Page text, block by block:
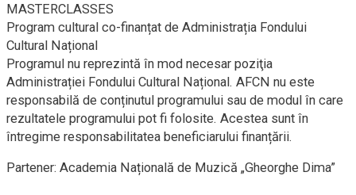
MASTERCLASSES
Program cultural co-finanțat de Administrația Fondului
Cultural Național
Programul nu reprezintă în mod necesar poziţia
Administrației Fondului Cultural Național. AFCN nu este
responsabilă de conținutul programului sau de modul în care
rezultatele programului pot fi folosite. Acestea sunt în
întregime responsabilitatea beneficiarului finanțării.
Partener: Academia Națională de Muzică „Gheorghe Dima”